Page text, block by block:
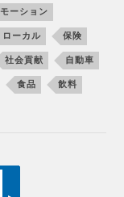
ーション
ローカル 保険
社会貢献 自動車
食品 飲料